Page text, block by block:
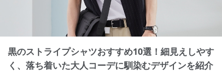
黒のストライプシャツおすすめ10選！細見えしやす
く、落ち着いた大人コーデに馴染むデザインを紹介